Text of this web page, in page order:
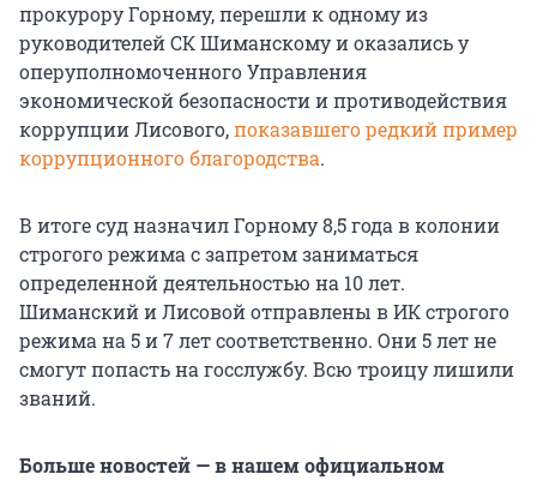
прокурору Горному, перешли к одному из
руководителей СК Шиманскому и оказались у
оперуполномоченного Управления
экономической безопасности и противодействия
коррупции Лисового,показавшего редкий пример
коррупционного благородства.
В итоге суд назначил Горному 8,5 года в колонии
строгого режима с запретом заниматься
определенной деятельностью на 10 лет.
Шиманский и Лисовой отправлены в ИК строгого
режима на 5 и 7 лет соответственно. Они 5 лет не
смогут попасть на госслужбу. Всю троицу лишили
званий.
Больше новостей — в нашем официальном